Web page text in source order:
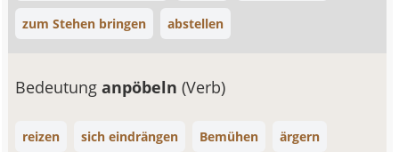
zum Stehen bringen abstellen
Bedeutunganpöbeln(Verb)
reizen sich eindrängen Bemühen ärgern